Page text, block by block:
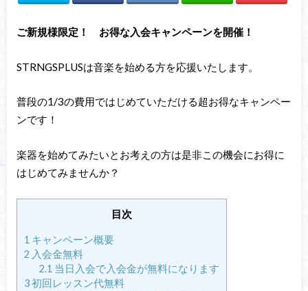
ご新規様限定！ お得な入会キャンペーンを開催！
STRNGSPLUSは音楽を始める方を応援いたします。
普段の1/3の費用ではじめていただける超お得なキャンペー
ンです！
楽器を始めてみたいとお考えの方は是非この機会にお得に
はじめてみませんか？
目次
1 キャンペーン概要
2 入会金無料
2.1 当日入会で入会金が無料になります
3初回レッスン代無料